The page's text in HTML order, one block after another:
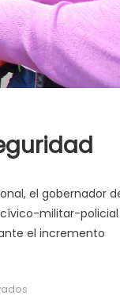
el gobernador
cívico-militar-policial
el incremento